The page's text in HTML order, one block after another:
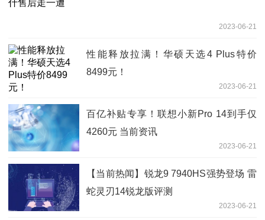
2023-06-21
性能释放拉满！华硕天选4 Plus特价
8499元！
2023-06-21
百亿补贴专享！联想小新Pro 14到手仅
4260元 当前资讯
2023-06-21
【当前热闻】锐龙9 7940HS强势登场 雷
蛇灵刃14锐龙版评测
2023-06-21